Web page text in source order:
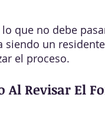
que no debe
siendo un
el proceso.
Al Revisar El